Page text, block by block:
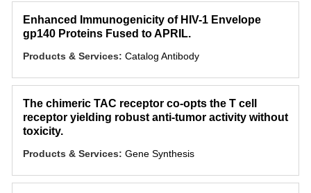
Enhanced Immunogenicity of HIV-1 Envelope
gp140 Proteins Fused to APRIL.
Products & Services: Catalog Antibody
The chimeric TAC receptor co-opts the T cell
receptor yielding robust anti-tumor activity without
toxicity.
Products & Services: Gene Synthesis